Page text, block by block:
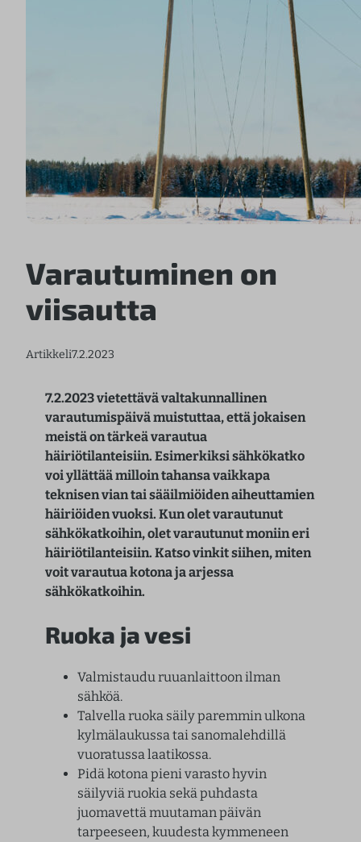
Varautuminen on
viisautta
Artikkeli7.2.2023
7.2.2023 vietettävä valtakunnallinen
varautumispäivä muistuttaa, että jokaisen
meistä on tärkeä varautua
häiriötilanteisiin. Esimerkiksi sähkökatko
voi yllättää milloin tahansa vaikkapa
teknisen vian tai sääilmiöiden aiheuttamien
häiriöiden vuoksi. Kun olet varautunut
sähkökatkoihin, olet varautunut moniin eri
häiriötilanteisiin. Katso vinkit siihen, miten
voit varautua kotona ja arjessa
sähkökatkoihin.
Ruoka ja vesi
Valmistaudu ruuanlaittoon ilman
sähköä.
Talvella ruoka säily paremmin ulkona
kylmälaukussa tai sanomalehdillä
vuoratussa laatikossa.
Pidä kotona pieni varasto hyvin
säilyviä ruokia sekä puhdasta
juomavettä muutaman päivän
tarpeeseen, kuudesta kymmeneen